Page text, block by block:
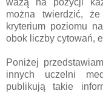
można twierdzić,
kryterium poziomu
obok liczby cytowań,
Poniżej
innych uczelni
publikują takie